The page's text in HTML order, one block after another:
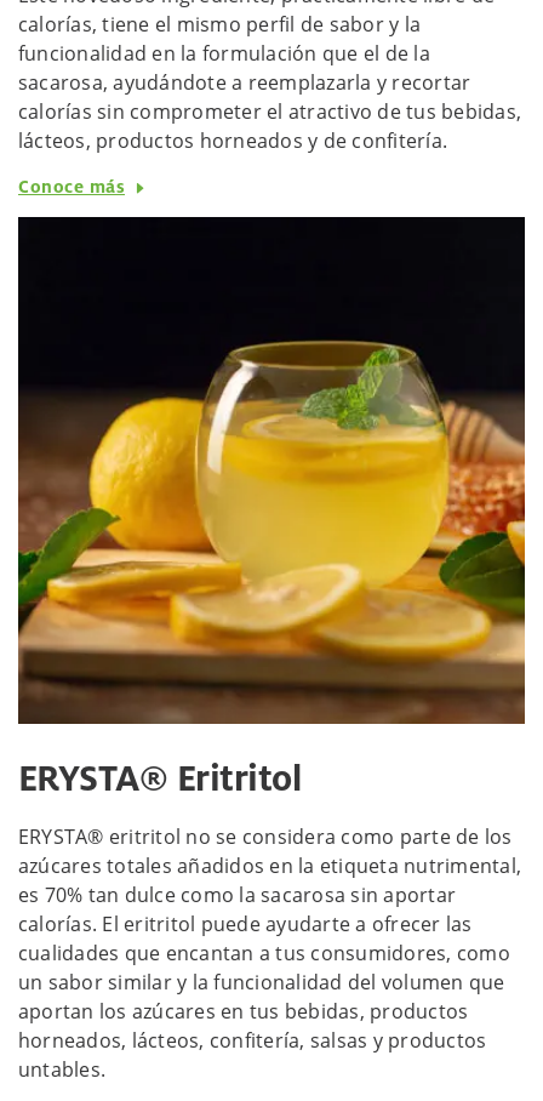
calorías, tiene el mismo perfil de sabor y la
funcionalidad en la formulación que el de la
sacarosa, ayudándote a reemplazarla y recortar
calorías sin comprometer el atractivo de tus bebidas,
lácteos, productos horneados y de confitería.
Conoce más
ERYSTA® Eritritol
ERYSTA® eritritol no se considera como parte de los
azúcares totales añadidos en la etiqueta nutrimental,
es 70% tan dulce como la sacarosa sin aportar
calorías. El eritritol puede ayudarte a ofrecer las
cualidades que encantan a tus consumidores, como
un sabor similar y la funcionalidad del volumen que
aportan los azúcares en tus bebidas, productos
horneados, lácteos, confitería, salsas y productos
untables.